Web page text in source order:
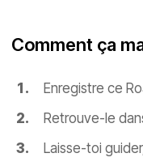
Comment ça
Enregistre ce
Retrouve-le
Laisse-toi